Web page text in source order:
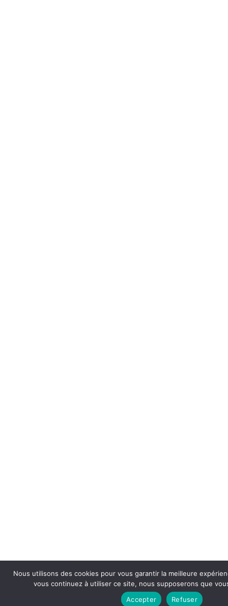
Nous utilisons des cookies pour vous garantir la meilleure
vous continuez à utiliser ce site, nous supposerons que
Accepter
Refuser